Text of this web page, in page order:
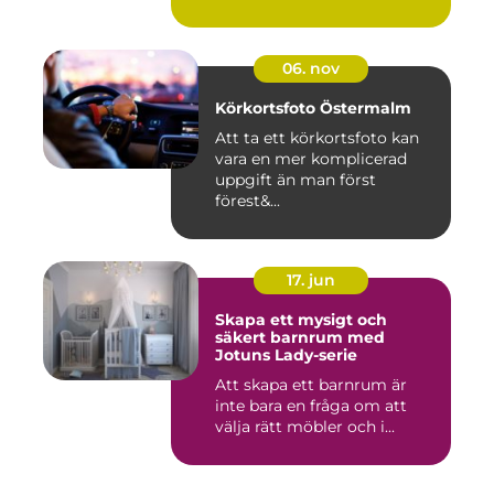
06. nov
Körkortsfoto Östermalm
Att ta ett körkortsfoto kan
vara en mer komplicerad
uppgift än man först
förest&...
17. jun
Skapa ett mysigt och
säkert barnrum med
Jotuns Lady-serie
Att skapa ett barnrum är
inte bara en fråga om att
välja rätt möbler och i...